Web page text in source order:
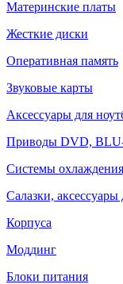
Материнские платы
Жесткие диски
Оперативная память
Звуковые карты
Аксессуары для
Приводы DVD,
Системы охлаждения
Салазки,
Корпуса
Моддинг
Блоки питания